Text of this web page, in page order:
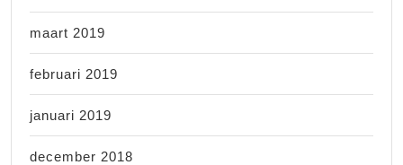
maart 2019
februari 2019
januari 2019
december 2018